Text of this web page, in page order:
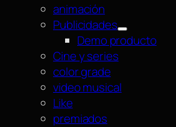
animación
Publicidades
Demo producto
Cine y series
color grade
video musical
Like
premiados